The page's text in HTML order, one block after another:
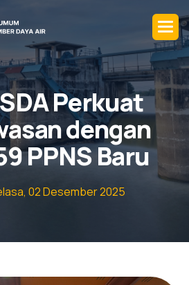
DAPerkuat
asandengan
9PPNSBaru
02 Desember 2025